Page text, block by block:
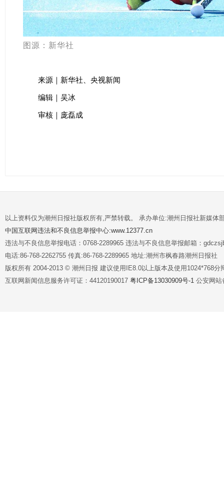
图源： 新华社
来源｜新华社、央视新闻
编辑｜吴冰
审核｜庞磊成
以上资料仅为潮州日报社版权所有,严禁转载。 承办单位:潮州日报社新媒体
中国互联网违法和不良信息举报中心:www.12377.cn
违法与不良信息举报电话：0768-2289965 违法与不良信息举报邮箱：
电话:86-768-2262755 传真:86-768-2289965 地址:潮州市枫春路潮州日报社
版权所有 2004-2013 © 潮州日报 建议使用IE8.0以上版本及使用1024*768分
互联网新闻信息服务许可证：44120190017 粤ICP备13030909号-1 公安网站